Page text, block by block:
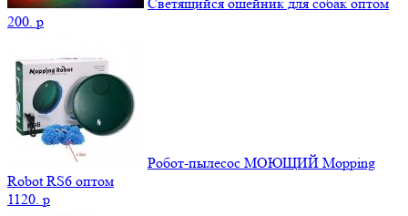
Светящийся ошейник для собак оптом
200. p
Робот-пылесос МОЮЩИЙ Mopping
Robot RS6 оптом
1120. p